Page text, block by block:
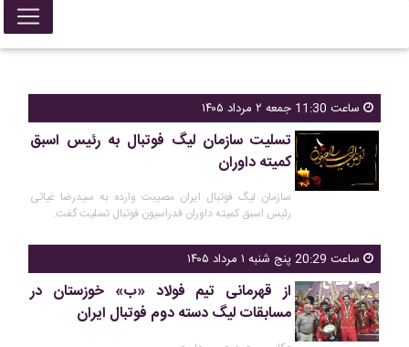
ساعت 11:30 جمعه ۲ مرداد ۱۴۰۵
تسلیت سازمان لیگ فوتبال به رئیس اسبق
کمیته داوران
سازمان لیگ فوتبال ایران مصیبت وارده به سیدرضا غیاثی
رئیس اسبق کمیته داوران فدراسیون فوتبال تسلیت گفت.
ساعت 20:29 پنج شنبه ۱ مرداد ۱۴۰۵
از قهرمانی تیم فولاد «ب» خوزستان در
مسابقات لیگ دسته دوم فوتبال ایران